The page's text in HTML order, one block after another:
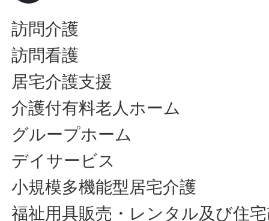
訪問介護
訪問看護
居宅介護支援
介護付有料老人ホーム
グループホーム
デイサービス
小規模多機能型居宅介護
福祉用具販売・レンタル及び住